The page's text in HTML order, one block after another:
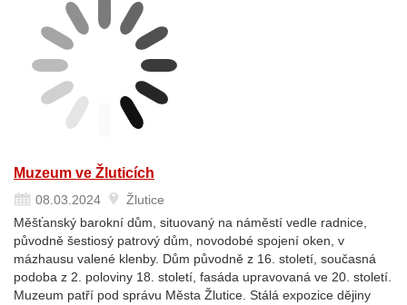
Muzeum ve Žluticích
08.03.2024
Žlutice
Měšťanský barokní dům, situovaný na náměstí vedle radnice,
původně šestiosý patrový dům, novodobé spojení oken, v
mázhausu valené klenby. Dům původně z 16. století, současná
podoba z 2. poloviny 18. století, fasáda upravovaná ve 20. století.
Muzeum patří pod správu Města Žlutice. Stálá expozice dějiny